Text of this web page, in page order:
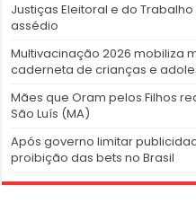
Justiças Eleitoral e do
assédio
Multivacinação 2026 mobiliza
caderneta de crianças e
Mães que Oram pelos Filhos
São Luís (MA)
Após governo limitar
proibição das bets no Brasil